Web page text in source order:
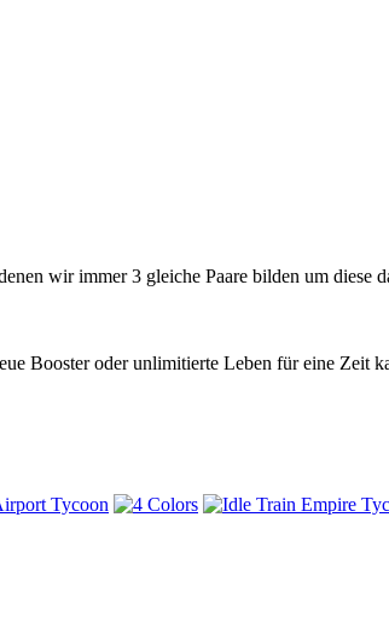
wir immer 3 gleiche Paare bilden um diese
Booster oder unlimitierte Leben für eine Zeit